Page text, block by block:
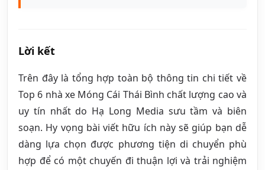
Lời kết
Trên đây là tổng hợp toàn bộ thông tin chi tiết về
Top 6 nhà xe Móng Cái Thái Bình chất lượng cao và
uy tín nhất do Hạ Long Media sưu tầm và biên
soạn. Hy vọng bài viết hữu ích này sẽ giúp bạn dễ
dàng lựa chọn được phương tiện di chuyển phù
hợp để có một chuyến đi thuận lợi và trải nghiệm